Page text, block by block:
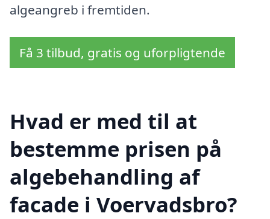
algeangreb i fremtiden.
Få 3 tilbud, gratis og uforpligtende
Hvad er med til at
bestemme prisen på
algebehandling af
facade i Voervadsbro?